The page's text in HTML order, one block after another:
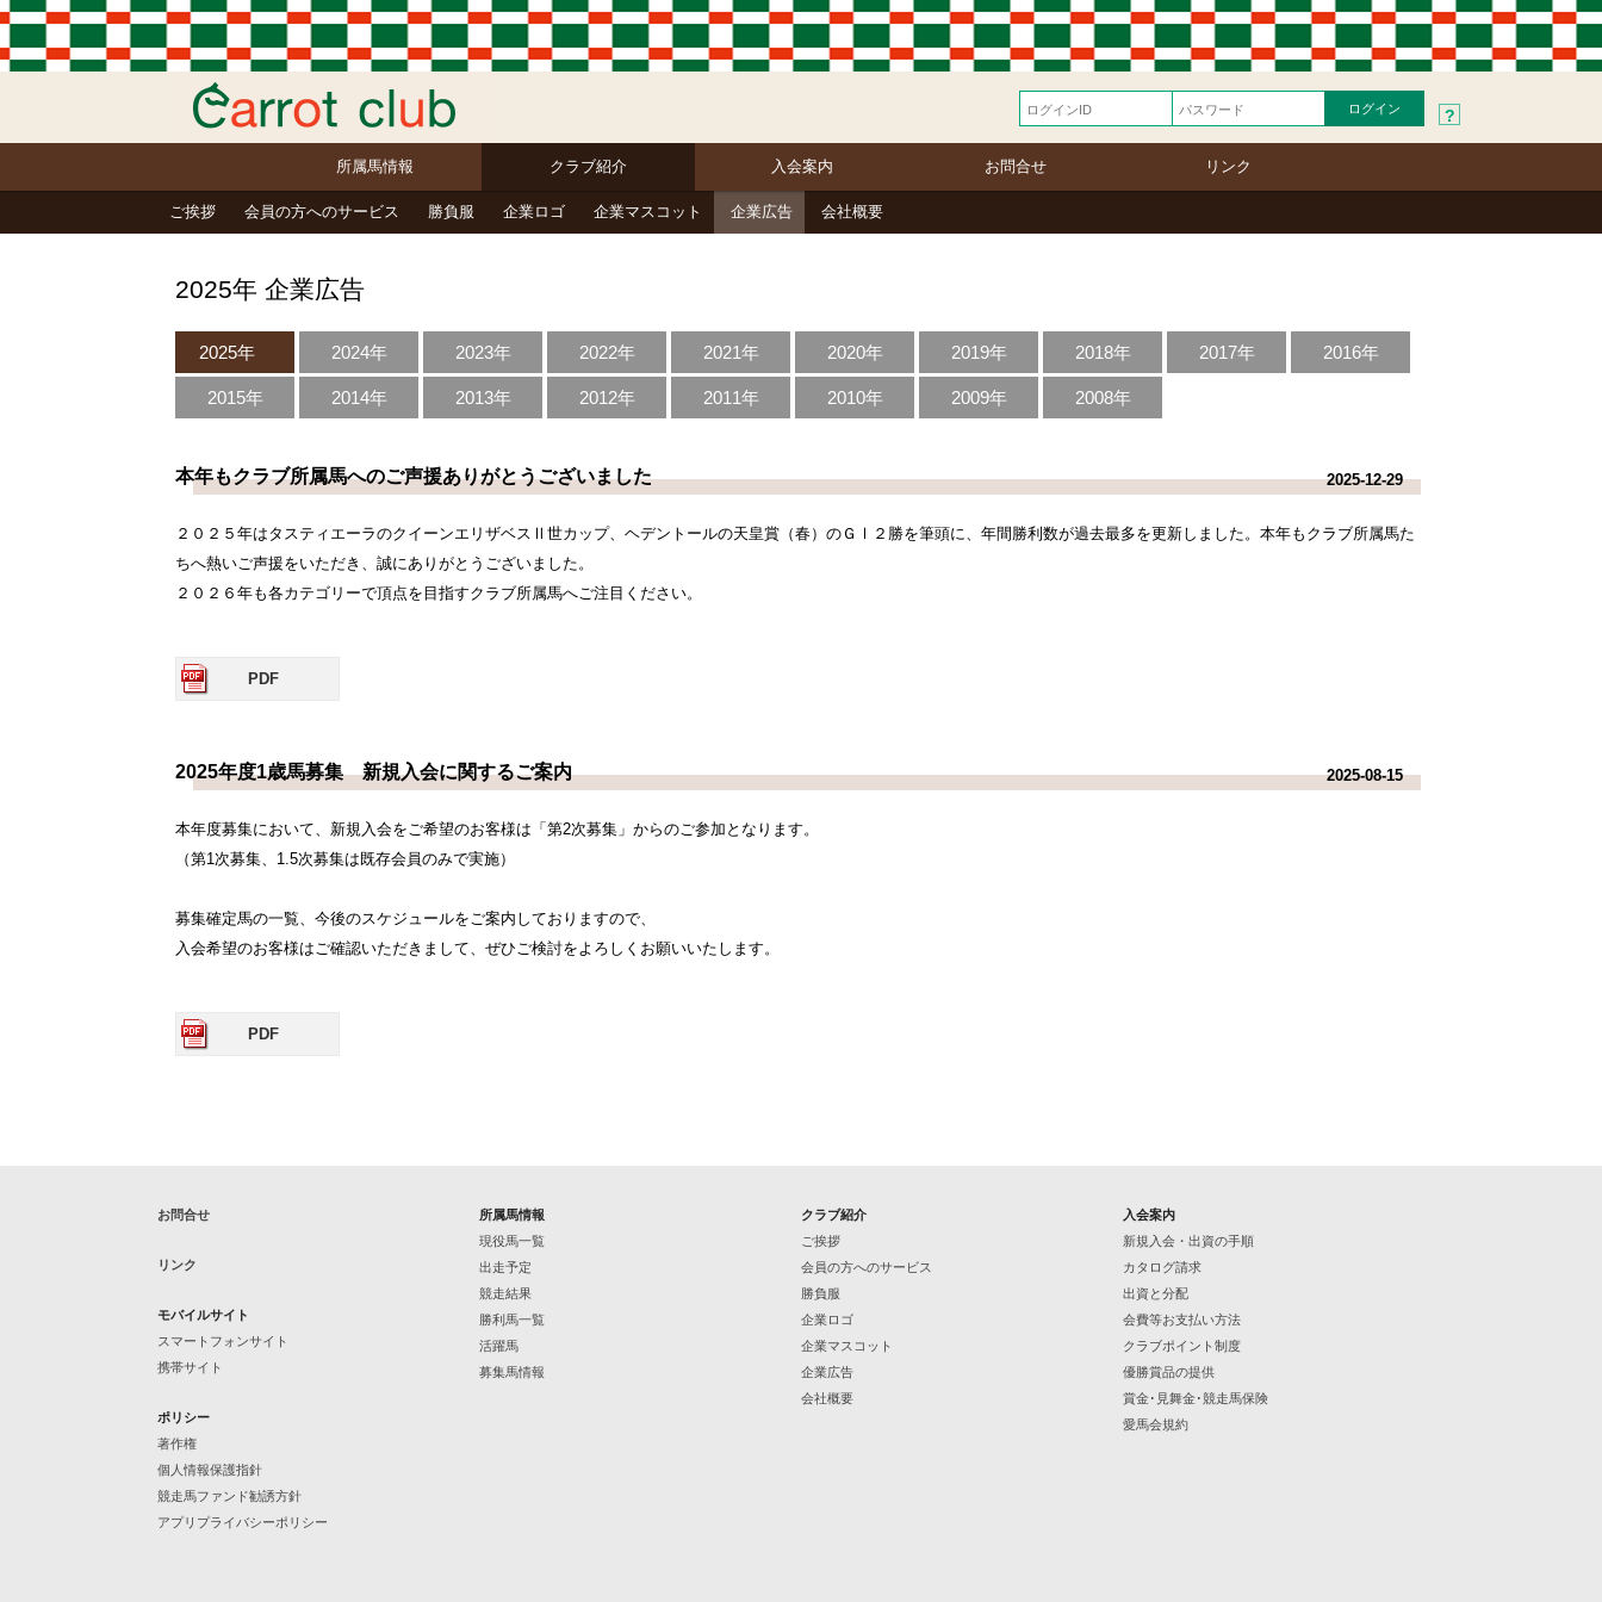
?
所属馬情報 クラブ紹介 入会案内 お問合せ リンク
ご挨拶 会員の方へのサービス 勝負服 企業ロゴ 企業マスコット 企業広告 会社概要
2025年 企業広告
2025年 2024年 2023年 2022年 2021年 2020年 2019年 2018年 2017年 2016年
2015年 2014年 2013年 2012年 2011年 2010年 2009年 2008年
本年もクラブ所属馬へのご声援ありがとうございました 2025-12-29
２０２５年はタスティエーラのクイーンエリザベスⅡ世カップ、ヘデントールの天皇賞（春）のＧⅠ２勝を筆頭に、年間勝利数が過去最多を更新しました。本年もクラブ所属馬た
ちへ熱いご声援をいただき、誠にありがとうございました。
２０２６年も各カテゴリーで頂点を目指すクラブ所属馬へご注目ください。
PDF
2025年度1歳馬募集 新規入会に関するご案内 2025-08-15
本年度募集において、新規入会をご希望のお客様は「第2次募集」からのご参加となります。
（第1次募集、1.5次募集は既存会員のみで実施）
募集確定馬の一覧、今後のスケジュールをご案内しておりますので、
入会希望のお客様はご確認いただきまして、ぜひご検討をよろしくお願いいたします。
PDF
お問合せ
リンク
モバイルサイト
スマートフォンサイト
携帯サイト
ポリシー
著作権
個人情報保護指針
競走馬ファンド勧誘方針
アプリプライバシーポリシー
所属馬情報
現役馬一覧
出走予定
競走結果
勝利馬一覧
活躍馬
募集馬情報
クラブ紹介
ご挨拶
会員の方へのサービス
勝負服
企業ロゴ
企業マスコット
企業広告
会社概要
入会案内
新規入会・出資の手順
カタログ請求
出資と分配
会費等お支払い方法
クラブポイント制度
優勝賞品の提供
賞金･見舞金･競走馬保険
愛馬会規約